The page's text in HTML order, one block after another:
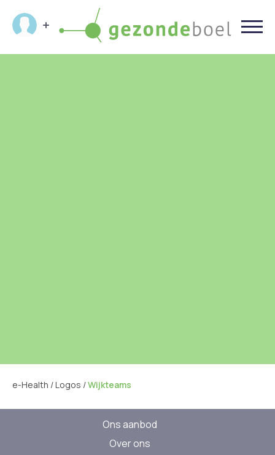
e-Health /Logos /Wijkteams
Ons aanbod
Over ons